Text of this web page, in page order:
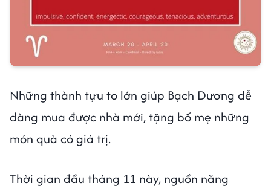
Những thành tựu to lớn giúp Bạch Dương dễ
dàng mua được nhà mới, tặng bố mẹ những
món quà có giá trị.
Thời gian đầu tháng 11 này, nguồn năng